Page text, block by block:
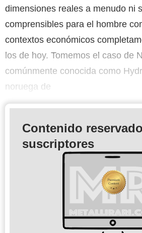
dimensiones reales a menudo ni
comprensibles para el hombre
contextos económicos
los de hoy. Tomemos el caso de
comúnmente conocida como
noruega de
Contenido
suscriptores